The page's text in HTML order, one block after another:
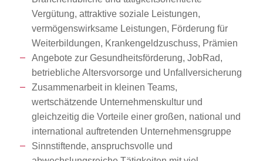
Vergütung, attraktive soziale Leistungen,
vermögenswirksame Leistungen, Förderung für
Weiterbildungen, Krankengeldzuschuss, Prämien
Angebote zur Gesundheitsförderung, JobRad,
betriebliche Altersvorsorge und Unfallversicherung
Zusammenarbeit in kleinen Teams,
wertschätzende Unternehmenskultur und
gleichzeitig die Vorteile einer großen, national und
international auftretenden Unternehmensgruppe
Sinnstiftende, anspruchsvolle und